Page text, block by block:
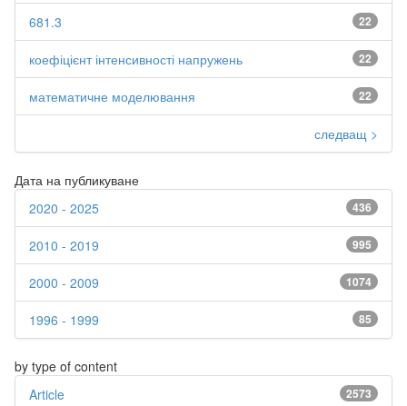
22
681.3
22
коефіцієнт інтенсивності напружень
22
математичне моделювання
следващ >
Дата на публикуване
436
2020 - 2025
995
2010 - 2019
1074
2000 - 2009
85
1996 - 1999
by type of content
2573
Article